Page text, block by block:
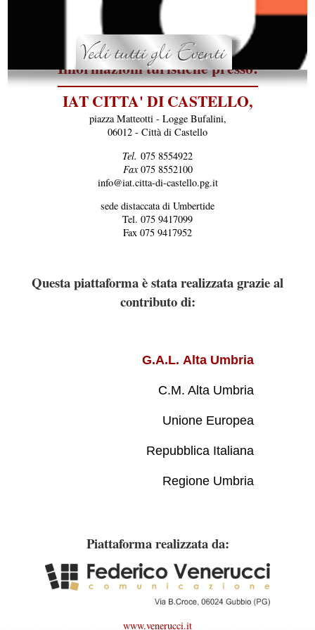
Informazioni turistiche presso:
IAT CITTA' DI CASTELLO,
piazza Matteotti - Logge Bufalini,
06012 - Città di Castello
Tel. 075 8554922
Fax075 8552100
info@iat.citta-di-castello.pg.it
sede distaccata di Umbertide
Tel. 075 9417099
Fax 075 9417952
Questa piattaforma è stata realizzata grazie al
contributo di:
G.A.L. Alta Umbria
C.M. Alta Umbria
Unione Europea
Repubblica Italiana
Regione Umbria
Piattaforma realizzata da:
www.venerucci.it